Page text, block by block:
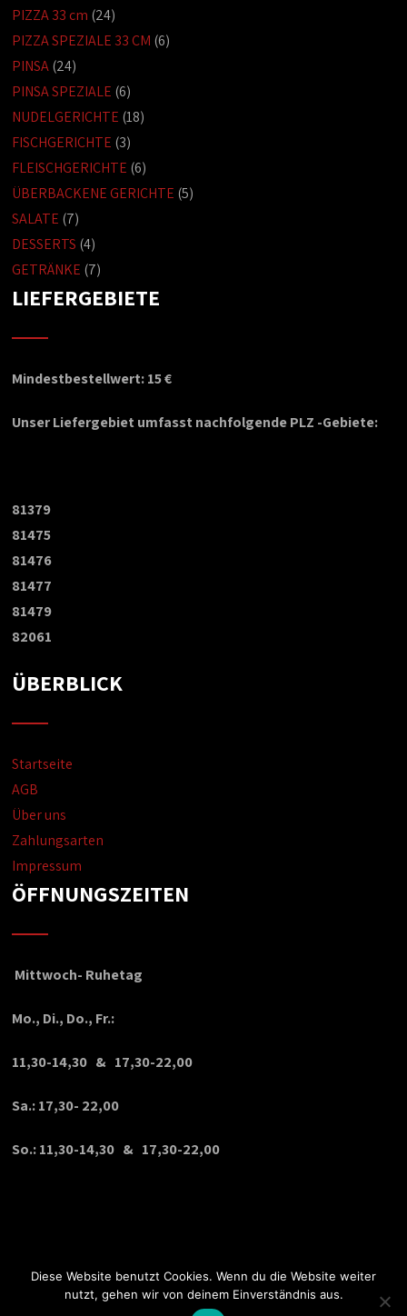
PIZZA 33 cm (24)
PIZZA SPEZIALE 33 CM (6)
PINSA(24)
PINSA SPEZIALE (6)
NUDELGERICHTE (18)
FISCHGERICHTE (3)
FLEISCHGERICHTE (6)
ÜBERBACKENE GERICHTE (5)
SALATE (7)
DESSERTS (4)
GETRÄNKE (7)
LIEFERGEBIETE
Mindestbestellwert: 15 €
Unser Liefergebiet umfasst nachfolgende PLZ -Gebiete:
81379
81475
81476
81477
81479
82061
ÜBERBLICK
Startseite
AGB
Über uns
Zahlungsarten
Impressum
ÖFFNUNGSZEITEN
Mittwoch- Ruhetag
Mo., Di., Do., Fr.:
11,30-14,30 & 17,30-22,00
Sa.: 17,30- 22,00
So.: 11,30-14,30 & 17,30-22,00
© Copyright 2020 VPDesign
Diese Website benutzt Cookies. Wenn du die Website weiter
nutzt, gehen wir von deinem Einverständnis aus.